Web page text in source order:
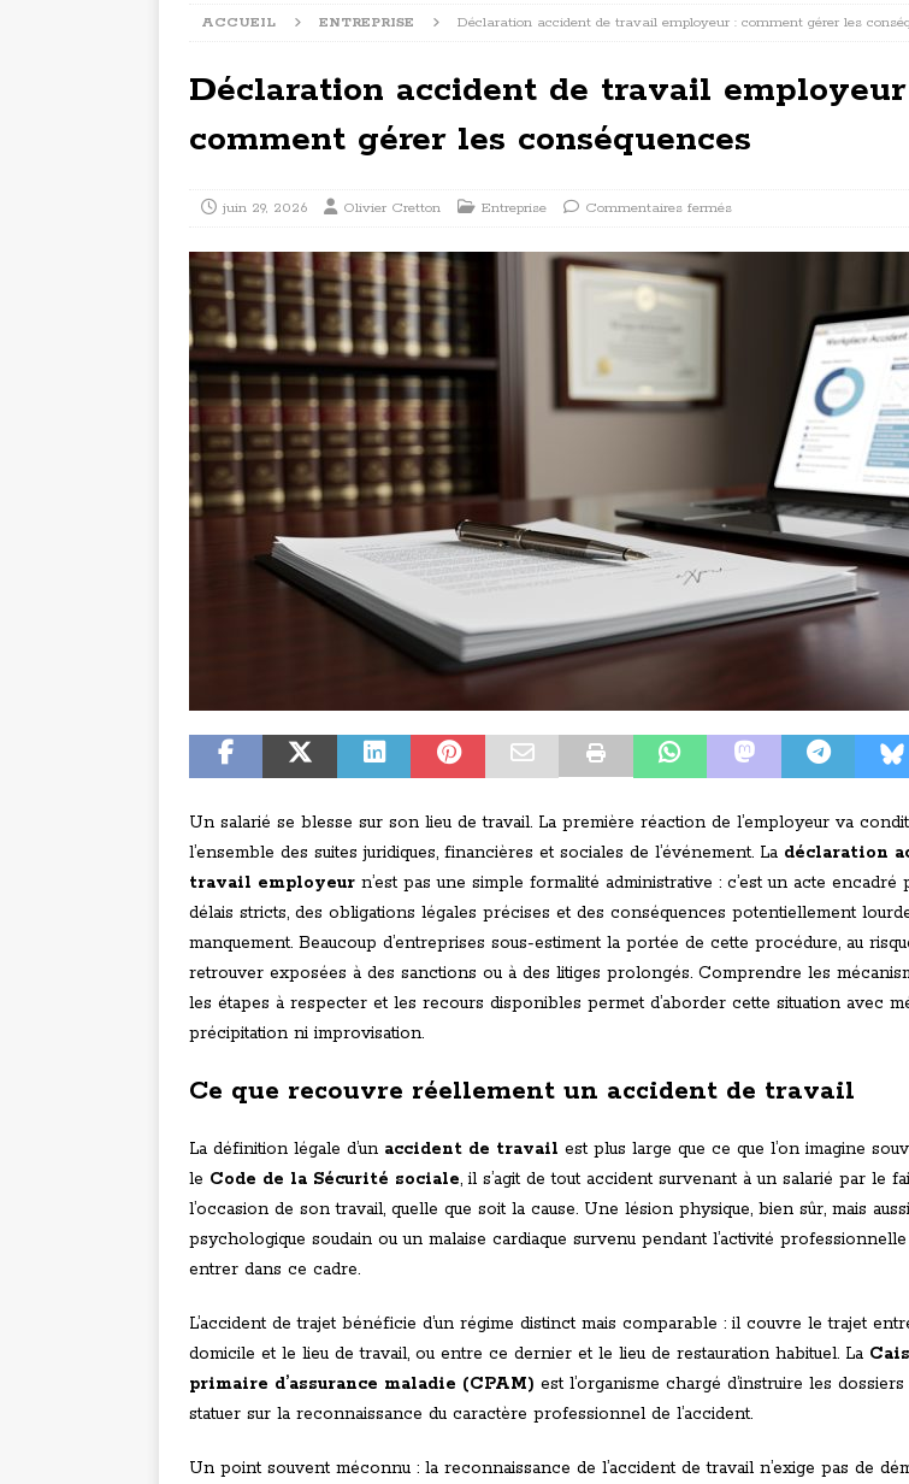
ACCUEIL ENTREPRISE Déclaration accident de travail employeur : comment gérer les
Déclaration accident de travail
comment gérer les conséquences
juin 29, 2026 Olivier Cretton Entreprise Commentaires fermés
Un salarié se blesse sur son lieu de travail. La première réaction de l’employeur va
l’ensemble des suites juridiques, financières et sociales de l’événement. La déclaration
travail employeur n’est pas une simple formalité administrative : c’est un acte encadré
délais stricts, des obligations légales précises et des conséquences potentiellement
manquement. Beaucoup d’entreprises sous-estiment la portée de cette procédure, au
retrouver exposées à des sanctions ou à des litiges prolongés. Comprendre les
les étapes à respecter et les recours disponibles permet d’aborder cette situation avec
précipitation ni improvisation.
Ce que recouvre réellement un accident de travail
La définition légale d’un accident de travail est plus large que ce que l’on imagine
le Code de la Sécurité sociale, il s’agit de tout accident survenant à un salarié par le
l’occasion de son travail, quelle que soit la cause. Une lésion physique, bien sûr, mais
psychologique soudain ou un malaise cardiaque survenu pendant l’activité
entrer dans ce cadre.
L’accident de trajet bénéficie d’un régime distinct mais comparable : il couvre le trajet
domicile et le lieu de travail, ou entre ce dernier et le lieu de restauration habituel. La
primaire d’assurance maladie (CPAM) est l’organisme chargé d’instruire les
statuer sur la reconnaissance du caractère professionnel de l’accident.
Un point souvent méconnu : la reconnaissance de l’accident de travail n’exige pas de